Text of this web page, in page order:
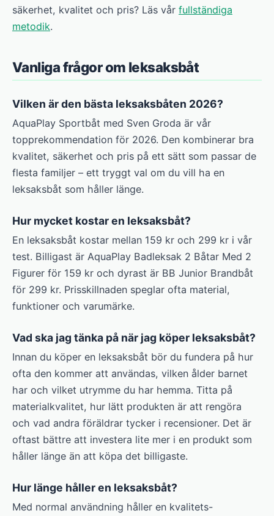
säkerhet, kvalitet och pris? Läs vår fullständiga
metodik.
Vanliga frågor om leksaksbåt
Vilken är den bästa leksaksbåten 2026?
AquaPlay Sportbåt med Sven Groda är vår
topprekommendation för 2026. Den kombinerar bra
kvalitet, säkerhet och pris på ett sätt som passar de
flesta familjer – ett tryggt val om du vill ha en
leksaksbåt som håller länge.
Hur mycket kostar en leksaksbåt?
En leksaksbåt kostar mellan 159 kr och 299 kr i vår
test. Billigast är AquaPlay Badleksak 2 Båtar Med 2
Figurer för 159 kr och dyrast är BB Junior Brandbåt
för 299 kr. Prisskillnaden speglar ofta material,
funktioner och varumärke.
Vad ska jag tänka på när jag köper leksaksbåt?
Innan du köper en leksaksbåt bör du fundera på hur
ofta den kommer att användas, vilken ålder barnet
har och vilket utrymme du har hemma. Titta på
materialkvalitet, hur lätt produkten är att rengöra
och vad andra föräldrar tycker i recensioner. Det är
oftast bättre att investera lite mer i en produkt som
håller länge än att köpa det billigaste.
Hur länge håller en leksaksbåt?
Med normal användning håller en kvalitets-